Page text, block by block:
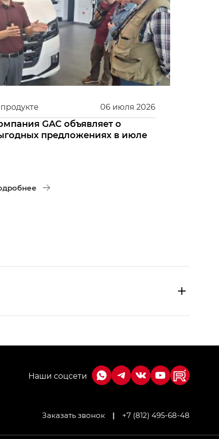
06 июля 2026
GAC объявляет о
предложениях в июле
Заказать звонок | +7 (812) 495-68-48